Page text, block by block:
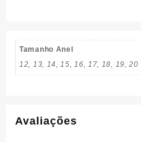
Tamanho Anel
12, 13, 14, 15, 16, 17, 18, 19, 20
Avaliações